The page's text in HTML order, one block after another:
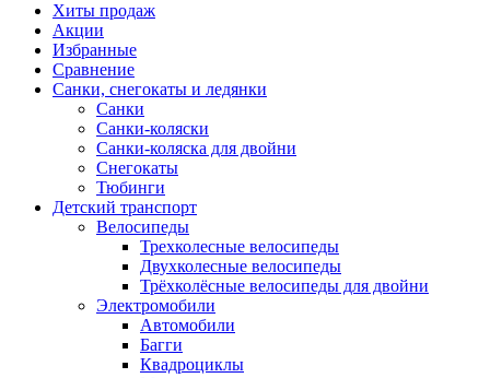
Хиты продаж
Акции
Избранные
Сравнение
Санки, снегокаты и ледянки
Санки
Санки-коляски
Санки-коляска для двойни
Снегокаты
Тюбинги
Детский транспорт
Велосипеды
Трехколесные велосипеды
Двухколесные велосипеды
Трёхколёсные велосипеды для двойни
Электромобили
Автомобили
Багги
Квадроциклы